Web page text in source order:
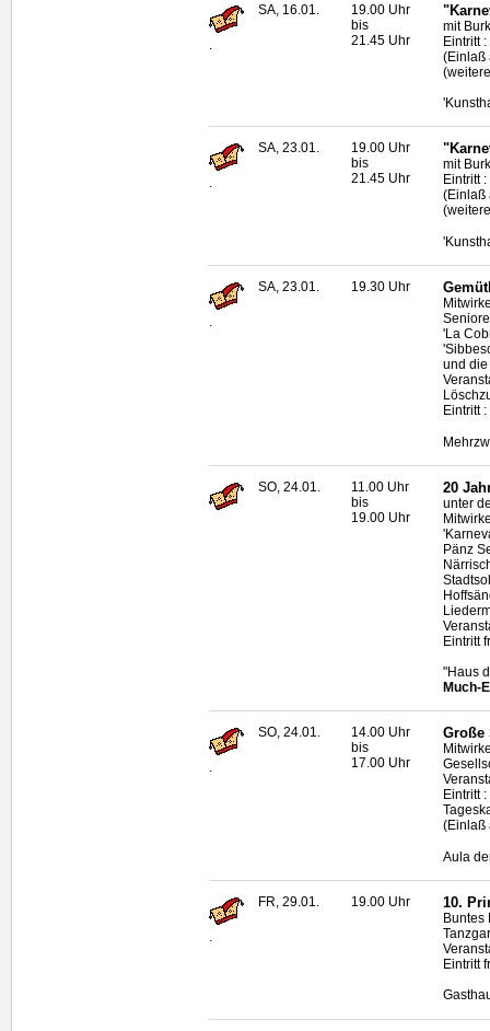
SA, 16.01.
19.00 Uhr
bis
21.45 Uhr
mit
Eintritt
(Einlaß
.
SA, 23.01.
19.00 Uhr
bis
21.45 Uhr
mit
Eintritt
(Einlaß
.
SA, 23.01. 19.30 Uhr
'La
und
Eintritt
SO, 24.01.
11.00 Uhr
bis
19.00 Uhr
20
unter
Pänz
Eintritt
"Haus
Much-
.
SO, 24.01.
14.00 Uhr
bis
17.00 Uhr
Große
Eintritt
(Einlaß
Aula
.
FR, 29.01. 19.00 Uhr 10.
Buntes
Eintritt